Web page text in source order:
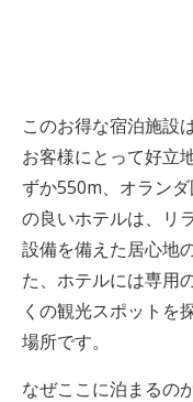
このお得な宿泊施設
お客様にとって好立
ずか550m、オラン
の良いホテルは、リ
設備を備えた居心地
た、ホテルには専用
くの観光スポットを
場所です。
なぜここに泊まるの